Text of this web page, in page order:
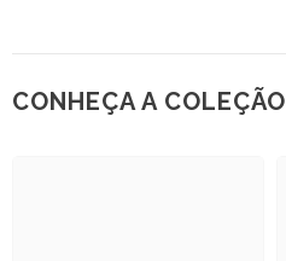
CONHEÇA A COLEÇÃO